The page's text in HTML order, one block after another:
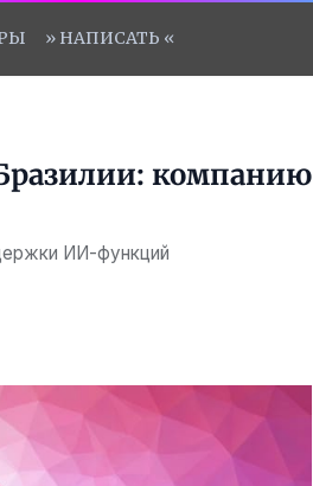
» НАПИСАТЬ «
компанию
ИИ-функций